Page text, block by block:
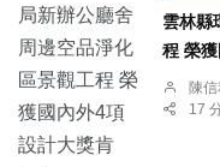
雲林縣
程 榮
陳信
17